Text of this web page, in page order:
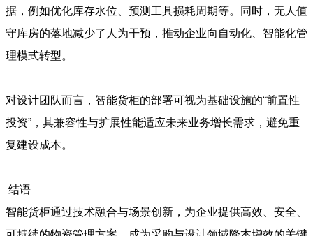
据，例如优化库存水位、预测工具损耗周期等。同时，无人值
守库房的落地减少了人为干预，推动企业向自动化、智能化管
理模式转型。
对设计团队而言，智能货柜的部署可视为基础设施的“前置性
投资”，其兼容性与扩展性能适应未来业务增长需求，避免重
复建设成本。
结语
智能货柜通过技术融合与场景创新，为企业提供高效、安全、